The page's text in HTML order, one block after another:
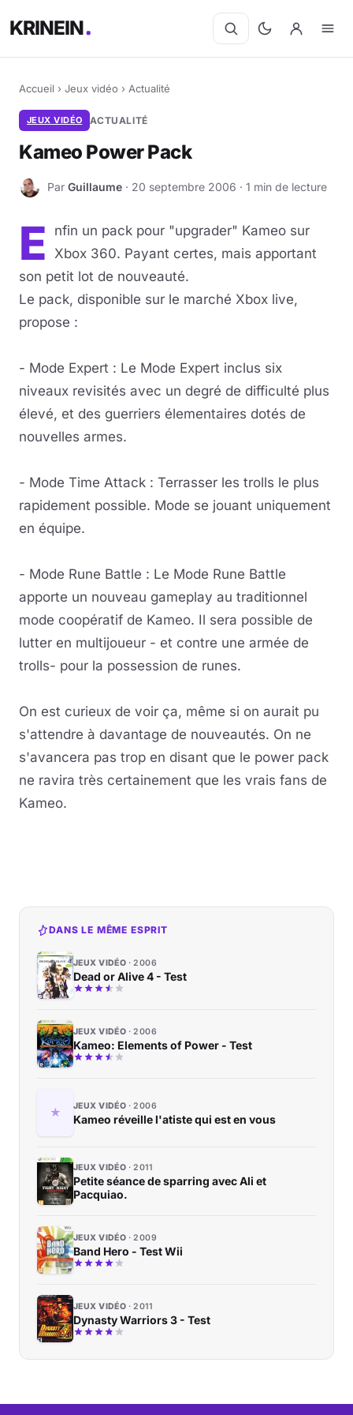
KRINEIN
Accueil › Jeux vidéo › Actualité
JEUX VIDÉO ACTUALITÉ
Kameo Power Pack
G Par Guillaume · 20 septembre 2006 · 1 min de lecture
E
nfin un pack pour "upgrader" Kameo sur
Xbox 360. Payant certes, mais apportant
son petit lot de nouveauté.
Le pack, disponible sur le marché Xbox live,
propose :
- Mode Expert : Le Mode Expert inclus six
niveaux revisités avec un degré de difficulté plus
élevé, et des guerriers élementaires dotés de
nouvelles armes.
- Mode Time Attack : Terrasser les trolls le plus
rapidement possible. Mode se jouant uniquement
en équipe.
- Mode Rune Battle : Le Mode Rune Battle
apporte un nouveau gameplay au traditionnel
mode coopératif de Kameo. Il sera possible de
lutter en multijoueur - et contre une armée de
trolls- pour la possession de runes.
On est curieux de voir ça, même si on aurait pu
s'attendre à davantage de nouveautés. On ne
s'avancera pas trop en disant que le power pack
ne ravira très certainement que les vrais fans de
Kameo.
DANS LE MÊME ESPRIT
JEUX VIDÉO 2006
Dead or Alive 4 - Test
JEUX VIDÉO 2006
Kameo: Elements of Power - Test
JEUX VIDÉO 2006
Kameo réveille l'atiste qui est en vous
JEUX VIDÉO 2011
Petite séance de sparring avec Ali et
Pacquiao.
JEUX VIDÉO 2009
Band Hero - Test Wii
JEUX VIDÉO 2011
Dynasty Warriors 3 - Test